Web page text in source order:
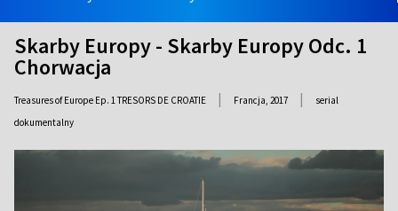
Skarby Europy - Skarby Europy Odc. 1
Chorwacja
Treasures of Europe Ep. 1 TRESORS DE CROATIE | Francja, 2017 |
serial
dokumentalny